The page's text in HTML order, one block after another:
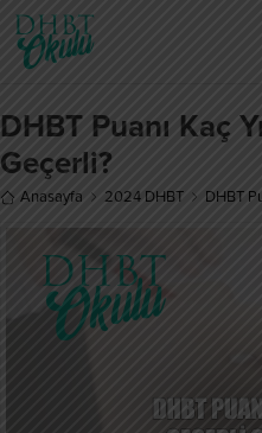
DHBT Puanı Kaç
Geçerli?
Anasayfa 2024 DHBT DHBT